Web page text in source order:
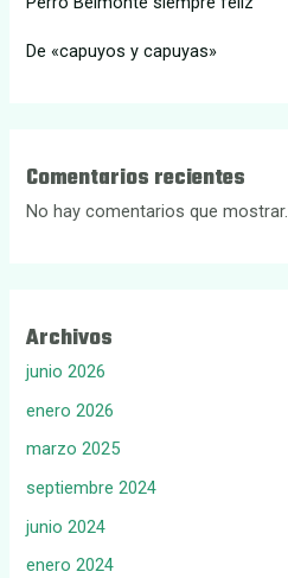
De «capuyos y capuyas»
Comentarios recientes
No hay comentarios que mostrar.
Archivos
junio 2026
enero 2026
marzo 2025
septiembre 2024
junio 2024
enero 2024